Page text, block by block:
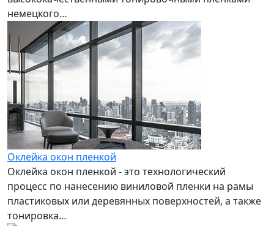
немецкого…
Оклейка окон пленкой
Оклейка окон пленкой - это технологический
процесс по нанесению виниловой пленки на рамы
пластиковых или деревянных поверхностей, а также
тонировка…